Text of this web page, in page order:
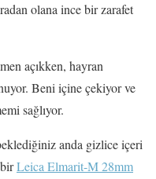
olana ince bir zarafet
açıkken, hayran
Beni içine çekiyor ve
sağlıyor.
anda gizlice içeri
Leica Elmarit-M 28mm